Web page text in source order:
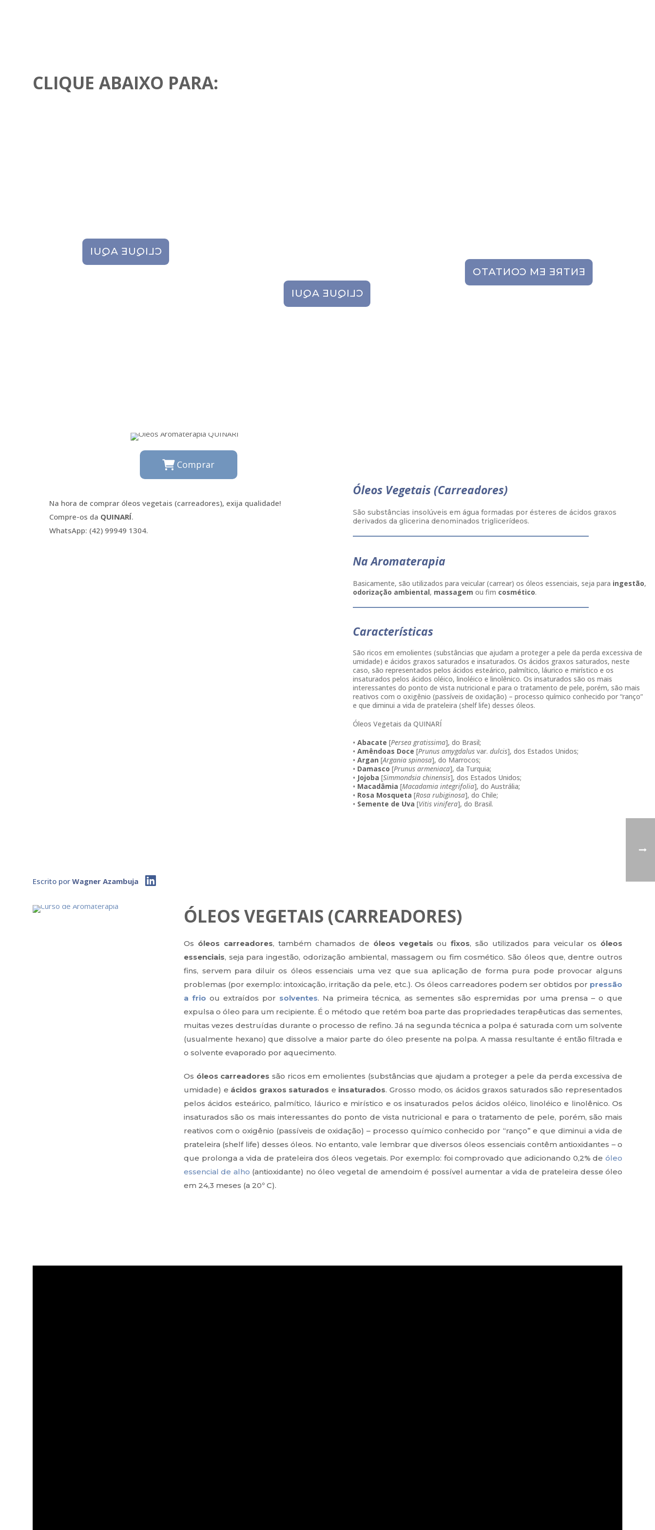
CLIQUE ABAIXO PARA:
CLIQUE AQUI
CLIQUE AQUI
ENTRE EM CONTATO
Comprar
Na hora de comprar óleos vegetais (carreadores), exija qualidade!
Compre-os da QUINARÍ.
WhatsApp: (42) 99949 1304.
Óleos Vegetais (Carreadores)
São substâncias insolúveis em água formadas por ésteres de ácidos graxos
derivados da glicerina denominados triglicerídeos.
Na Aromaterapia
Basicamente, são utilizados para veicular (carrear) os óleos essenciais, seja para ingestão,
odorização ambiental, massagem ou fim cosmético.
Características
São ricos em emolientes (substâncias que ajudam a proteger a pele da perda excessiva de
umidade) e ácidos graxos saturados e insaturados. Os ácidos graxos saturados, neste
caso, são representados pelos ácidos esteárico, palmítico, láurico e mirístico e os
insaturados pelos ácidos oléico, linoléico e linolênico. Os insaturados são os mais
interessantes do ponto de vista nutricional e para o tratamento de pele, porém, são mais
reativos com o oxigênio (passíveis de oxidação) – processo químico conhecido por “ranço”
e que diminui a vida de prateleira (shelf life) desses óleos.
Óleos Vegetais da QUINARÍ
•Abacate [Persea gratissima], do Brasil;
•Amêndoas Doce [Prunus amygdalus var.dulcis], dos Estados Unidos;
•Argan [Argania spinosa], do Marrocos;
• Damasco [Prunus armeniaca], da Turquia;
• Jojoba [Simmondsia chinensis], dos Estados Unidos;
• Macadâmia [Macadamia integrifolia], do Austrália;
• Rosa Mosqueta [Rosa rubiginosa], do Chile;
• Semente de Uva [Vitis vinifera], do Brasil.
Escrito por Wagner Azambuja
ÓLEOS VEGETAIS (CARREADORES)
Os óleos carreadores, também chamados de óleos vegetais oufixos, são utilizados para veicular os óleos
essenciais, seja para ingestão, odorização ambiental, massagem ou fim cosmético. São óleos que, dentre outros
fins, servem para diluir os óleos essenciais uma vez que sua aplicação de forma pura pode provocar alguns
problemas (por exemplo: intoxicação, irritação da pele, etc.). Os óleos carreadores podem ser obtidos por pressão
a frio ou extraídos por solventes. Na primeira técnica, as sementes são espremidas por uma prensa – o que
expulsa o óleo para um recipiente. É o método que retém boa parte das propriedades terapêuticas das sementes,
muitas vezes destruídas durante o processo de refino. Já na segunda técnica a polpa é saturada com um solvente
(usualmente hexano) que dissolve a maior parte do óleo presente na polpa. A massa resultante é então filtrada e
o solvente evaporado por aquecimento.
Os óleos carreadores são ricos em emolientes (substâncias que ajudam a proteger a pele da perda excessiva de
umidade) e ácidos graxos saturados e insaturados. Grosso modo, os ácidos graxos saturados são representados
pelos ácidos esteárico, palmítico, láurico e mirístico e os insaturados pelos ácidos oléico, linoléico e linolênico. Os
insaturados são os mais interessantes do ponto de vista nutricional e para o tratamento de pele, porém, são mais
reativos com o oxigênio (passíveis de oxidação) – processo químico conhecido por “ranço” e que diminui a vida de
prateleira (shelf life) desses óleos. No entanto, vale lembrar que diversos óleos essenciais contêm antioxidantes – o
que prolonga a vida de prateleira dos óleos vegetais. Por exemplo: foi comprovado que adicionando 0,2% de óleo
essencial de alho (antioxidante) no óleo vegetal de amendoim é possível aumentar a vida de prateleira desse óleo
em 24,3 meses (a 20º C).